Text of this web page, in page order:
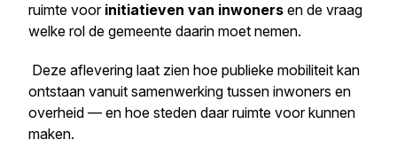
ruimte voor initiatieven van inwoners en de vraag
welke rol de gemeente daarin moet nemen.
Deze aflevering laat zien hoe publieke mobiliteit kan
ontstaan vanuit samenwerking tussen inwoners en
overheid — en hoe steden daar ruimte voor kunnen
maken.